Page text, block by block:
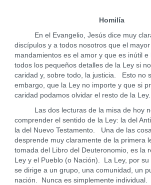
Homilía
En el Evangelio, Jesús dice muy
discípulos y a todos nosotros que el
mandamientos es el amor y que es inútil
todos los pequeños detalles de la Ley si
caridad y, sobre todo, la justicia. Esto no
embargo, que la Ley no importe y que si
caridad podamos olvidar el resto de la Ley.
Las dos lecturas de la misa de hoy
comprender el sentido de la Ley: la del
la del Nuevo Testamento. Una de las
desprende muy claramente de la primera
tomada del Libro del Deuteronomio, es la
Ley y el Pueblo (o Nación). La Ley, por
se dirige a un grupo, una comunidad, un
nación. Nunca es simplemente individual.